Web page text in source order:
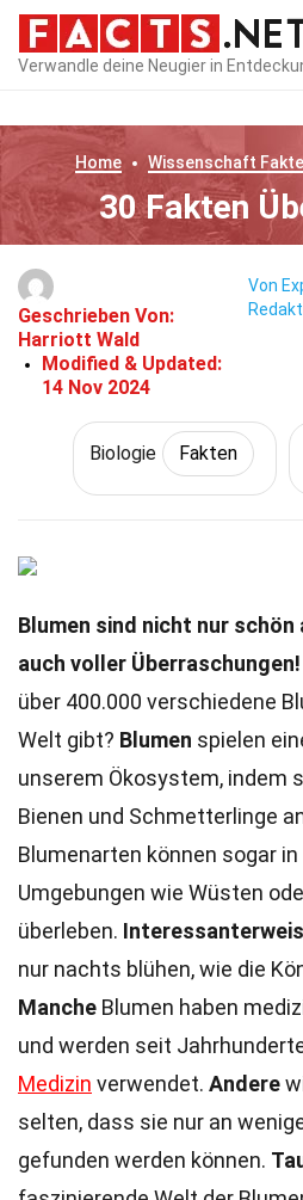
Verwandle deine Neugier in
Home Wissenschaft
30 Fakten
Geschrieben Von:
Harriott Wald
Modified & Updated:
14 Nov 2024
Von
Biologie Fakten
Blumen sind nicht nur
auch voller Überraschungen!
über 400.000 verschiedene
Welt gibt? Blumen spielen
unserem Ökosystem, indem
Bienen und Schmetterlinge
Blumenarten können sogar
Umgebungen wie Wüsten
überleben.
nur nachts blühen, wie die
Manche Blumen haben
und werden seit
Medizin verwendet. Andere
selten, dass sie nur an
gefunden werden können.